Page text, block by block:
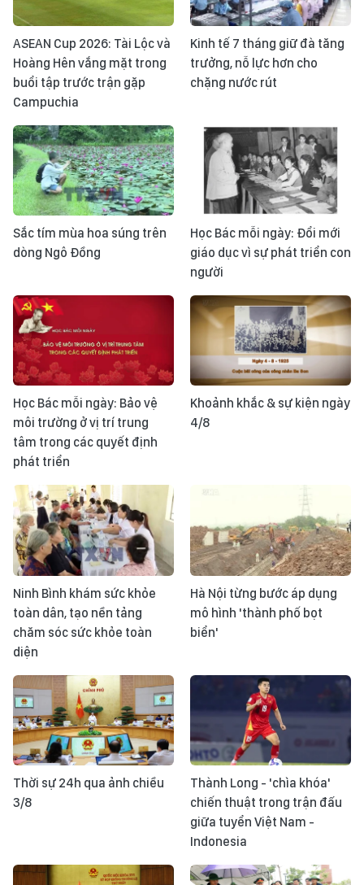
ASEAN Cup 2026: Tài Lộc và
Hoàng Hên vắng mặt trong
buổi tập trước trận gặp
Campuchia
Kinh tế 7 tháng giữ đà tăng
trưởng, nỗ lực hơn cho
chặng nước rút
Sắc tím mùa hoa súng trên
dòng Ngô Đồng
Học Bác mỗi ngày: Đổi mới
giáo dục vì sự phát triển con
người
Học Bác mỗi ngày: Bảo vệ
môi trường ở vị trí trung
tâm trong các quyết định
phát triển
Khoảnh khắc & sự kiện ngày
4/8
Ninh Bình khám sức khỏe
toàn dân, tạo nền tảng
chăm sóc sức khỏe toàn
diện
Hà Nội từng bước áp dụng
mô hình 'thành phố bọt
biển'
Thời sự 24h qua ảnh chiều
3/8
Thành Long - 'chìa khóa'
chiến thuật trong trận đấu
giữa tuyển Việt Nam -
Indonesia